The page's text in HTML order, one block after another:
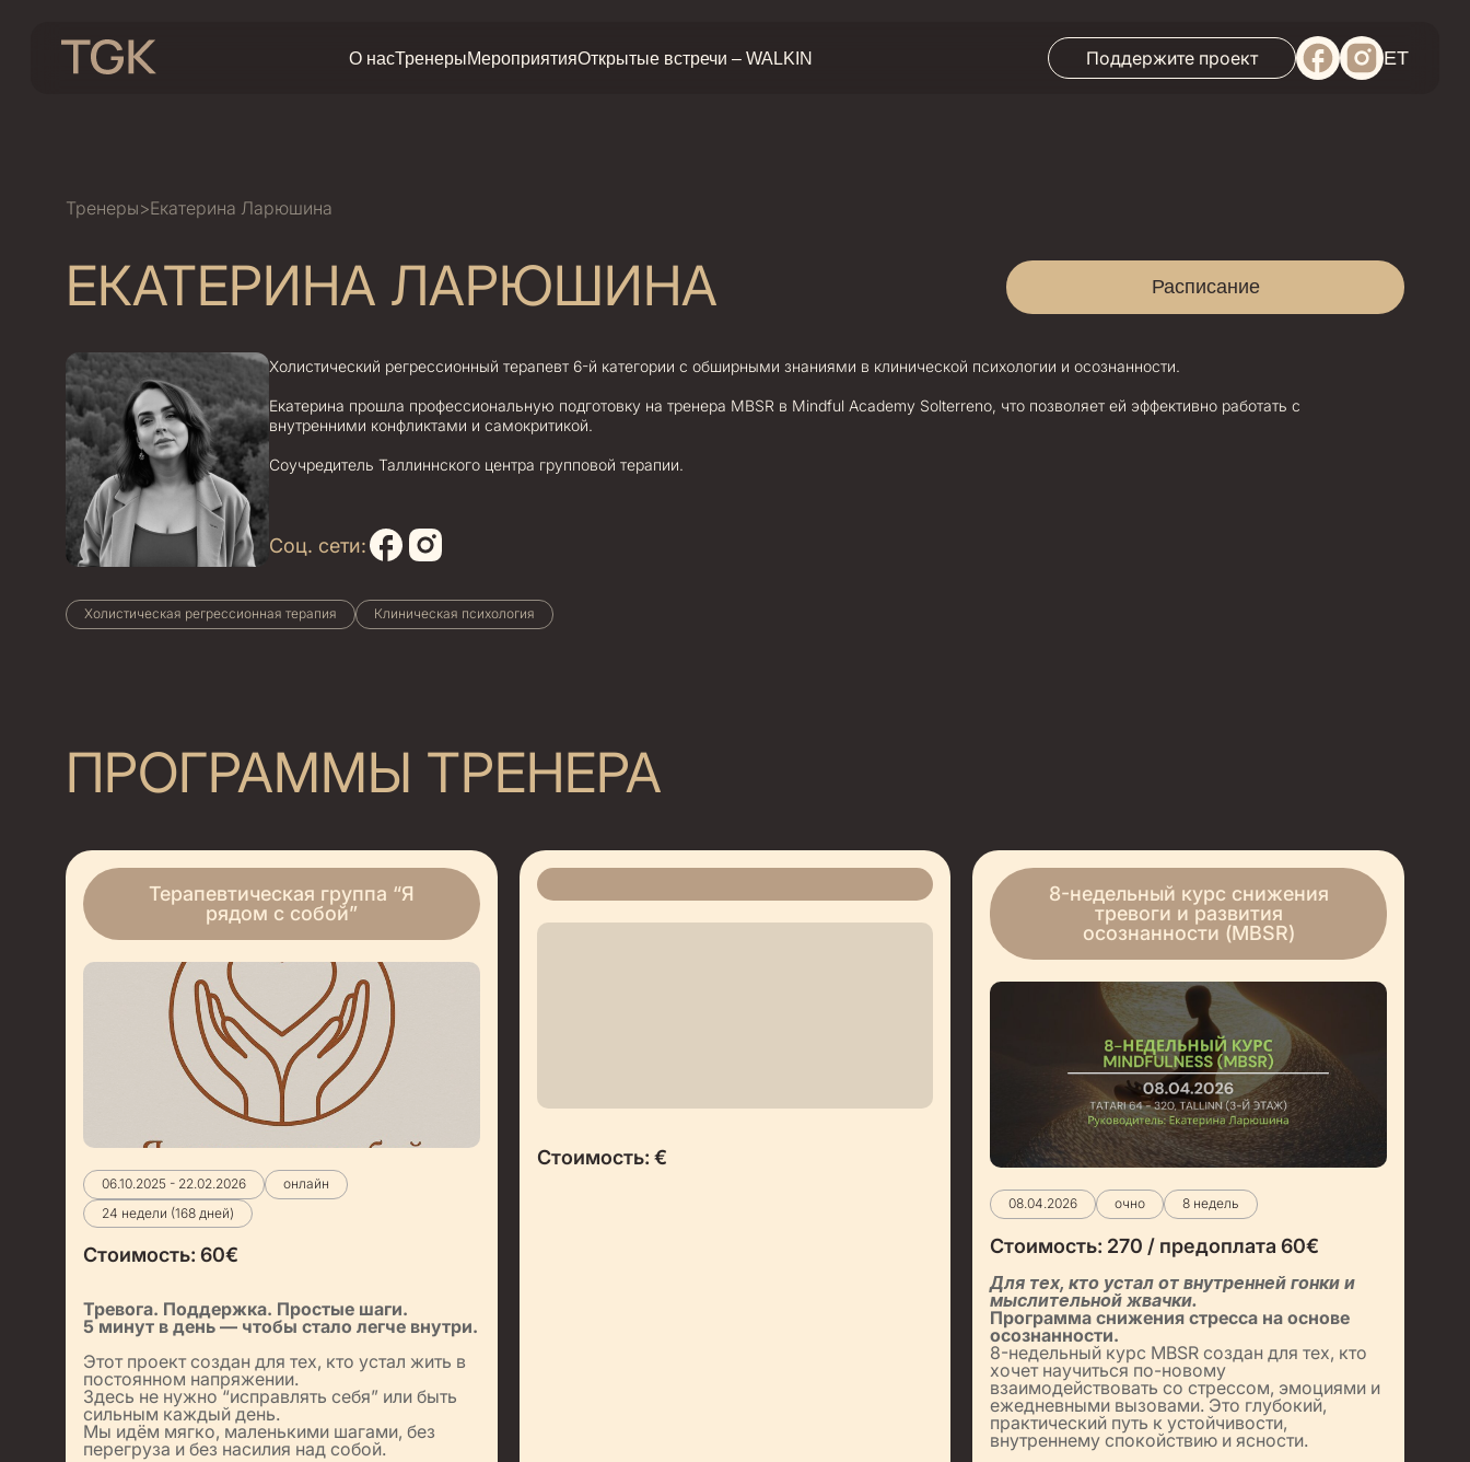
О насТренерыМероприятияОткрытые встречи – WALKIN Поддержите проект ET
Тренеры>Екатерина Ларюшина
ЕКАТЕРИНА ЛАРЮШИНА
Холистический регрессионный терапевт 6-й категории с обширными знаниями в клинической психологии и осознанности.
Екатерина прошла профессиональную подготовку на тренера MBSR в Mindful Academy Solterreno, что позволяет ей эффективно работать с
внутренними конфликтами и самокритикой.
Соучредитель Таллиннского центра групповой терапии.
Соц. сети:
Холистическая регрессионная терапия Клиническая психология
Расписание
ПРОГРАММЫ ТРЕНЕРА
Терапевтическая группа “Я
рядом с собой”
06.10.2025 - 22.02.2026
онлайн
24 недели (168 дней)
Стоимость: 60€
Тревога. Поддержка. Простые шаги.
5 минут в день — чтобы стало легче внутри.
Этот проект создан для тех, кто устал жить в
постоянном напряжении.
Здесь не нужно “исправлять себя” или быть
сильным каждый день.
Мы идём мягко, маленькими шагами, без
перегруза и без насилия над собой.
Стоимость: €
8-недельный курс снижения
тревоги и развития
осознанности (MBSR)
08.04.2026 очно 8 недель
Стоимость: 270 / предоплата 60€
Для тех, кто устал от внутренней гонки и
мыслительной жвачки.
Программа снижения стресса на основе
осознанности.
8-недельный курс MBSR создан для тех, кто
хочет научиться по-новому
взаимодействовать со стрессом, эмоциями и
ежедневными вызовами. Это глубокий,
практический путь к устойчивости,
внутреннему спокойствию и ясности.